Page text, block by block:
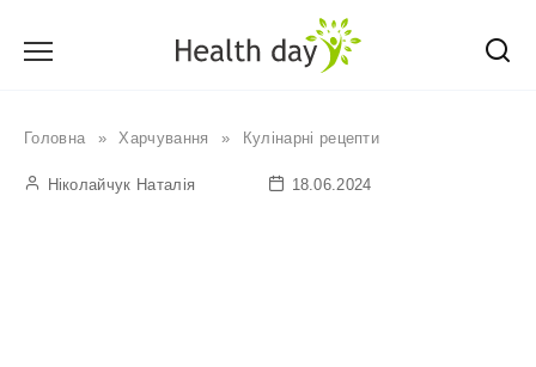
Головна » Харчування » Кулінарні рецепти
Ніколайчук Наталія 18.06.2024